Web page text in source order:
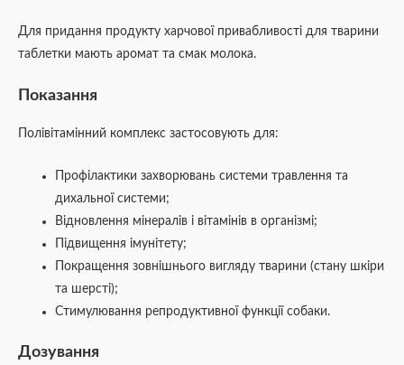
Для придання продукту харчової привабливості для тварини
таблетки мають аромат та смак молока.
Показання
Полівітамінний комплекс застосовують для:
Профілактики захворювань системи травлення та
дихальної системи;
Відновлення мінералів і вітамінів в організмі;
Підвищення імунітету;
Покращення зовнішнього вигляду тварини (стану шкіри
та шерсті);
Стимулювання репродуктивної функції собаки.
Дозування